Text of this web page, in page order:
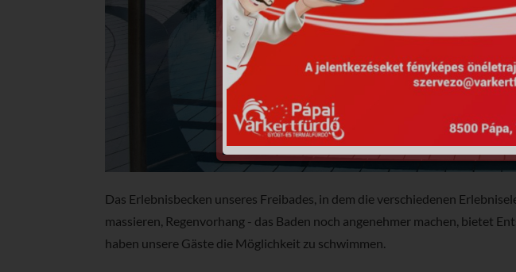
Das Erlebnisbecken unseres Freibades, in dem die verschiedenen
massieren, Regenvorhang - das Baden noch angenehmer machen, bietet
haben unsere Gäste die Möglichkeit zu schwimmen.